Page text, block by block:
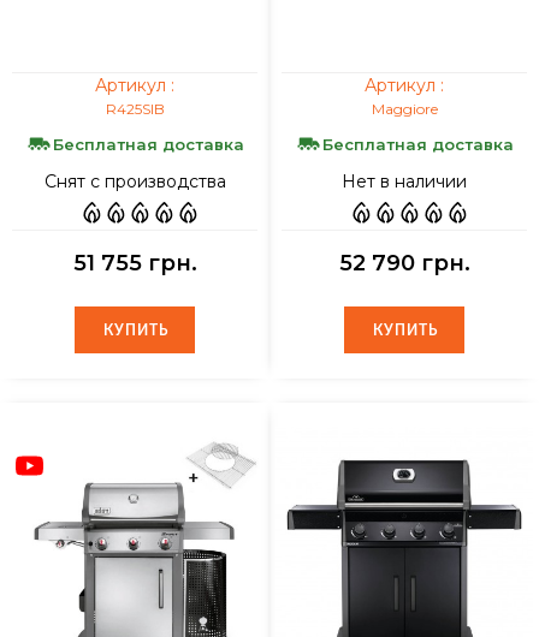
Артикул :
R425SIB
Бесплатная доставка
Снят с производства
51 755 грн.
КУПИТЬ
КУПИТЬ
Артикул :
Maggiore
Бесплатная доставка
Нет в наличии
52 790 грн.
КУПИТЬ
КУПИТЬ